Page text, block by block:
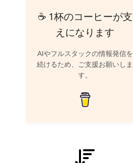
☕ 1杯のコーヒーが支
えになります
AIやフルスタックの情報発信を
続けるため、ご支援お願いしま
す。